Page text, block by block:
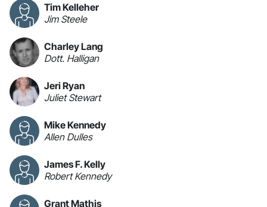
Tim Kelleher
Jim Steele
Charley Lang
Dott. Halligan
Jeri Ryan
Juliet Stewart
Mike Kennedy
Allen Dulles
James F. Kelly
Robert Kennedy
Grant Mathis